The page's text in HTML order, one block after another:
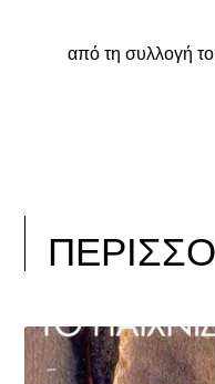
από τη συλλογή